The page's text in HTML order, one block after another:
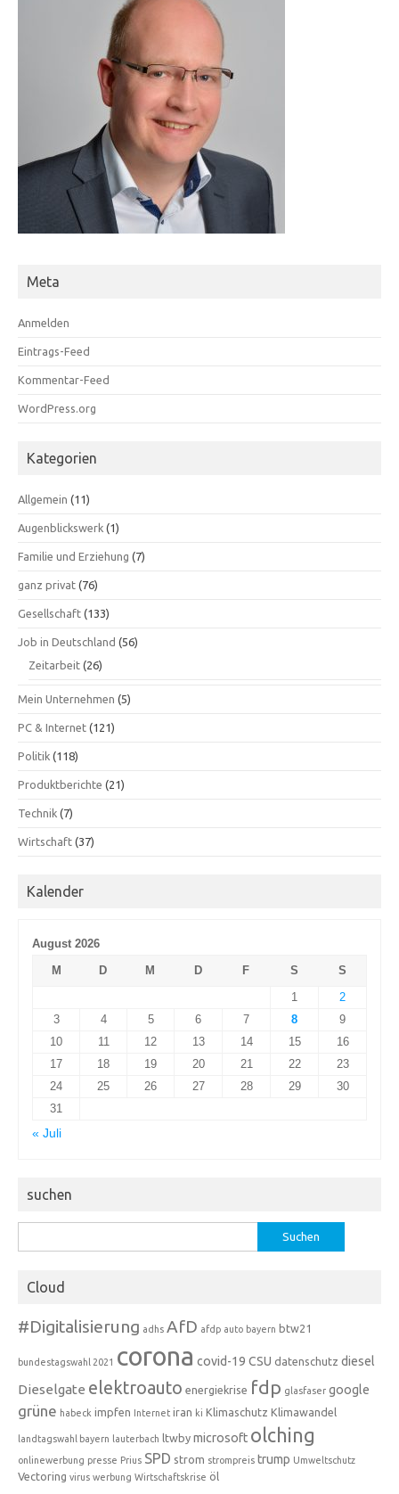
Meta
Anmelden
Eintrags-Feed
Kommentar-Feed
WordPress.org
Kategorien
Allgemein (11)
Augenblickswerk (1)
Familie und Erziehung (7)
ganz privat (76)
Gesellschaft (133)
Job in Deutschland (56)
Zeitarbeit (26)
Mein Unternehmen (5)
PC & Internet (121)
Politik (118)
Produktberichte (21)
Technik (7)
Wirtschaft (37)
Kalender
August 2026
M
D M D F S
S
1
2
3
4 5 6 7 8
9
10
11 12 13 14 15
16
17
18 19 20 21 22
23
24
25 26 27 28 29
30
31
« Juli
suchen
nach:
Cloud
#Digitalisierung adhs AfD afdp auto bayern btw21
bundestagswahl 2021 corona covid-19 CSU datenschutz diesel
Dieselgate elektroauto energiekrise fdp glasfaser google
grüne habeck impfen Internet iran ki Klimaschutz Klimawandel
landtagswahl bayern lauterbach ltwby microsoft olching
onlinewerbung presse Prius SPD strom strompreis trump Umweltschutz
Vectoring virus werbung Wirtschaftskrise öl